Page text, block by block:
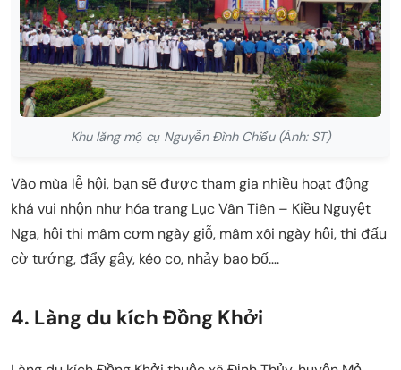
Khu lăng mộ cụ Nguyễn Đình Chiểu (Ảnh: ST)
Vào mùa lễ hội, bạn sẽ được tham gia nhiều hoạt động
khá vui nhộn như hóa trang Lục Vân Tiên – Kiều Nguyệt
Nga, hội thi mâm cơm ngày giỗ, mâm xôi ngày hội, thi đấu
cờ tướng, đẩy gậy, kéo co, nhảy bao bố….
4. Làng du kích Đồng Khởi